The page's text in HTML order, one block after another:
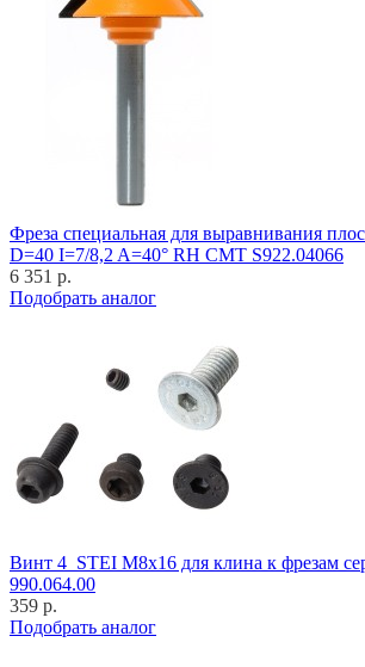
Фреза специальная для выравнивания
D=40 I=7/8,2 A=40° RH CMT S922.04066
6 351 р.
Подобрать аналог
Винт 4_STEI M8x16 для клина к фрезам
990.064.00
359 р.
Подобрать аналог